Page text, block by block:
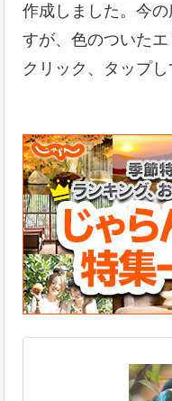
作成しました。今
すが、色のついた
クリック、タップし